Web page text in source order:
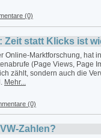
(0)
Zeit statt Klicks ist
Online-Marktforschung, hat
(Page Views, Page
zählt, sondern auch die
Mehr...
(0)
Zahlen?